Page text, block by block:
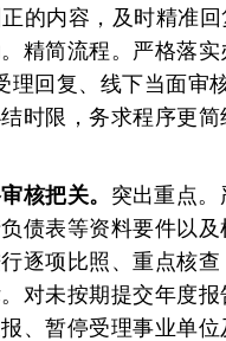
的内容，及时精准
精简流程。严格落
理回复、线下当面审
时限，务求程序更
核把关。 突出重点
债表等资料要件以
逐项比照、重点核
对未按期提交年度
、暂停受理事业单